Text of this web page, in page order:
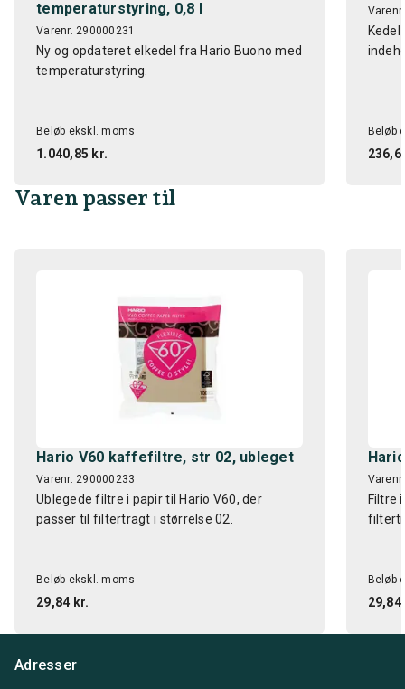
temperaturstyring, 0,8 l
Varenr. 290000231
Ny og opdateret elkedel fra Hario Buono med
temperaturstyring.
Beløb ekskl. moms
1.040,85 kr.
Beløb
Varen passer til
Hario V60 kaffefiltre, str 02, ubleget
Varenr. 290000233
Ublegede filtre i papir til Hario V60, der
passer til filtertragt i størrelse 02.
Beløb ekskl. moms
29,84 kr.
Filtre
Beløb
29,84
Adresser